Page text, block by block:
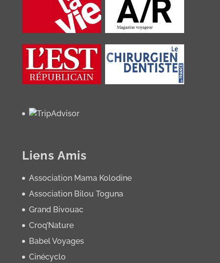
Liens Amis
Association Mama Kolodine
Association Bilou Toguna
Grand Bivouac
Croq’Nature
Babel Voyages
Cinécyclo